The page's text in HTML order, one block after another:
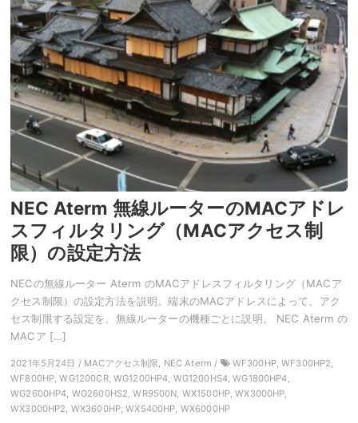
NEC Aterm 無線ルーターのMACアドレ
スフィルタリング（MACアクセス制
限）の設定方法
NECの無線ルーター Aterm のMACアドレスフィルタリング（MACア
クセス制限）の設定方法を説明。端末のMACアドレスによって、アク
セス制限する設定を、無線ルーターの機種ごとに説明。 NEC Aterm の
MACア […]
2021年5月24日 / MACアクセス制限, NEC Aterm /
WF300HP, WF300HP2,
WF800HP, WG1200CR, WG1200HP4, WG1200HS4, WG1800HP4,
WG2600HP4, WG2600HS2, WR9500N, WX1500HP, WX3000HP,
WX3000HP2, WX3600HP, WX5400HP, WX6000HP